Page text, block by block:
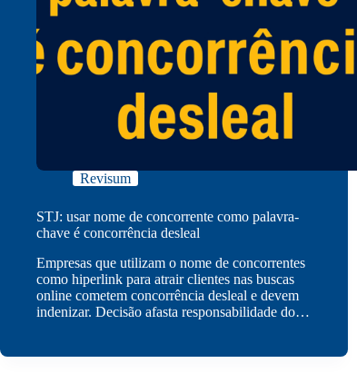
Revisum
STJ: usar nome de concorrente como palavra-
chave é concorrência desleal
Empresas que utilizam o nome de concorrentes
como hiperlink para atrair clientes nas buscas
online cometem concorrência desleal e devem
indenizar. Decisão afasta responsabilidade do…